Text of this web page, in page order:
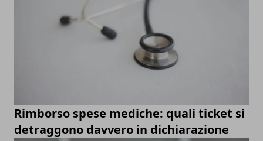
Rimborso spese mediche: quali ticket si
detraggono davvero in dichiarazione